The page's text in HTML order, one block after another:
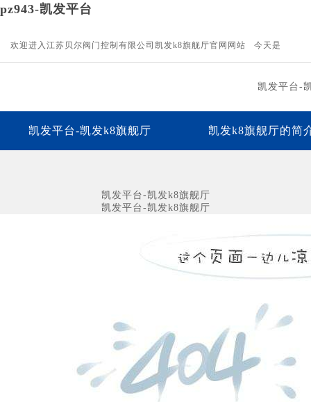
pz943-凯发平台
欢迎进入江苏贝尔阀门控制有限公司凯发k8旗舰厅官网网站 今天是
凯发平台-
凯发平台-凯发k8旗舰厅 凯发k8旗舰厅的简
凯发平台-凯发k8旗舰厅
凯发平台-凯发k8旗舰厅